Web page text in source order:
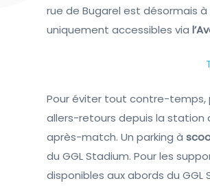
rue de Bugarel est désormais à
uniquement accessibles via
Pour éviter tout contre-temps,
allers-retours depuis la station
après-match. Un parking à
du GGL Stadium. Pour les
disponibles aux abords du GGL